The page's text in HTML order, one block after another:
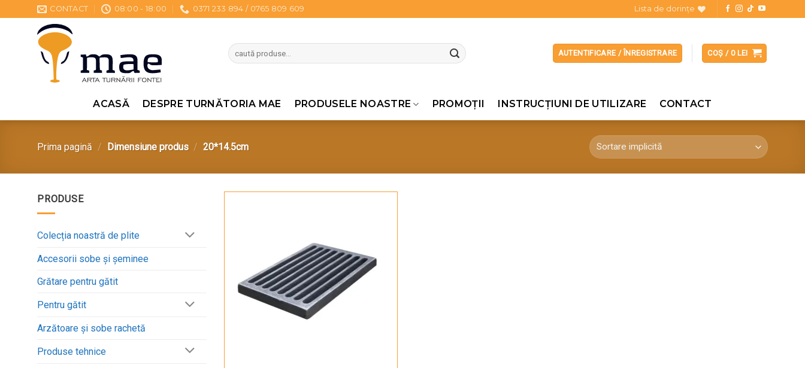
la
CONTACT 08:00 - 18:00 0371 233 894 / 0765 809 609 Lista de dorințe
Caută
după:
AUTENTIFICARE / ÎNREGISTRARE COȘ / 0 LEI
ACASĂ DESPRE TURNĂTORIA MAE PRODUSELE NOASTRE PROMOŢII INSTRUCȚIUNI DE UTILIZARE CONTACT
Prima pagină / Dimensiune produs / 20*14.5cm
PRODUSE
Colecția noastră de plite
Accesorii sobe și șeminee
Grătare pentru gătit
Pentru gătit
Arzătoare și sobe rachetă
Produse tehnice